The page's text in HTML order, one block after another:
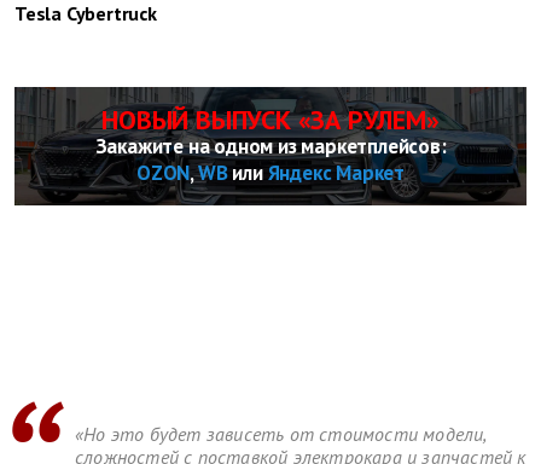
Tesla Cybertruck
НОВЫЙ ВЫПУСК «ЗА РУЛЕМ»
Закажите на одном из маркетплейсов:
OZON,WBилиЯндекс Маркет
«Но это будет зависеть от стоимости модели,
сложностей с поставкой электрокара и запчастей к